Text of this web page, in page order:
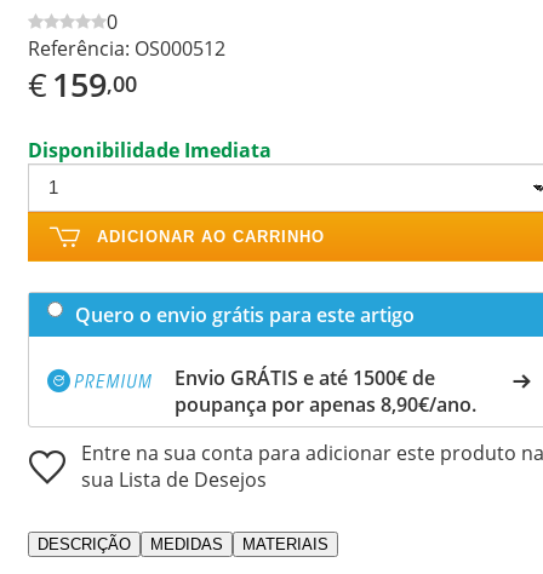
0
Referência: OS000512
€159,00
Disponibilidade Imediata
ADICIONAR AO CARRINHO
Quero o envio grátis para este artigo
Envio GRÁTIS e até 1500€ de
poupança por apenas 8,90€/ano.
Entre na sua conta para adicionar este produto na
sua Lista de Desejos
DESCRIÇÃO MEDIDAS MATERIAIS